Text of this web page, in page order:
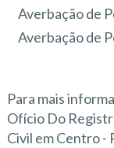
Averbação de
Averbação de
Para mais
Ofício Do
Civil em Centro -